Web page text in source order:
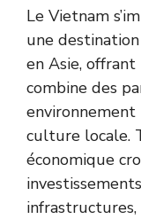
Le Vietnam
une
en Asie,
combine des
culture locale.
économique
infrastructures,